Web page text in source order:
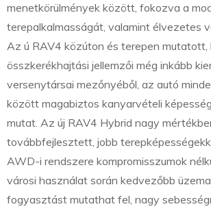
menetkörülmények között, fokozva a
terepalkalmasságát, valamint élvezetes
Az ú RAV4 közúton és terepen mutatott,
összkerékhajtási jellemzői még inkább
versenytársai mezőnyéből, az autó
között magabiztos kanyarvételi
mutat. Az új RAV4 Hybrid nagy
továbbfejlesztett, jobb
AWD-i rendszere kompromisszumok
városi használat során kedvezőbb
fogyasztást mutathat fel, nagy